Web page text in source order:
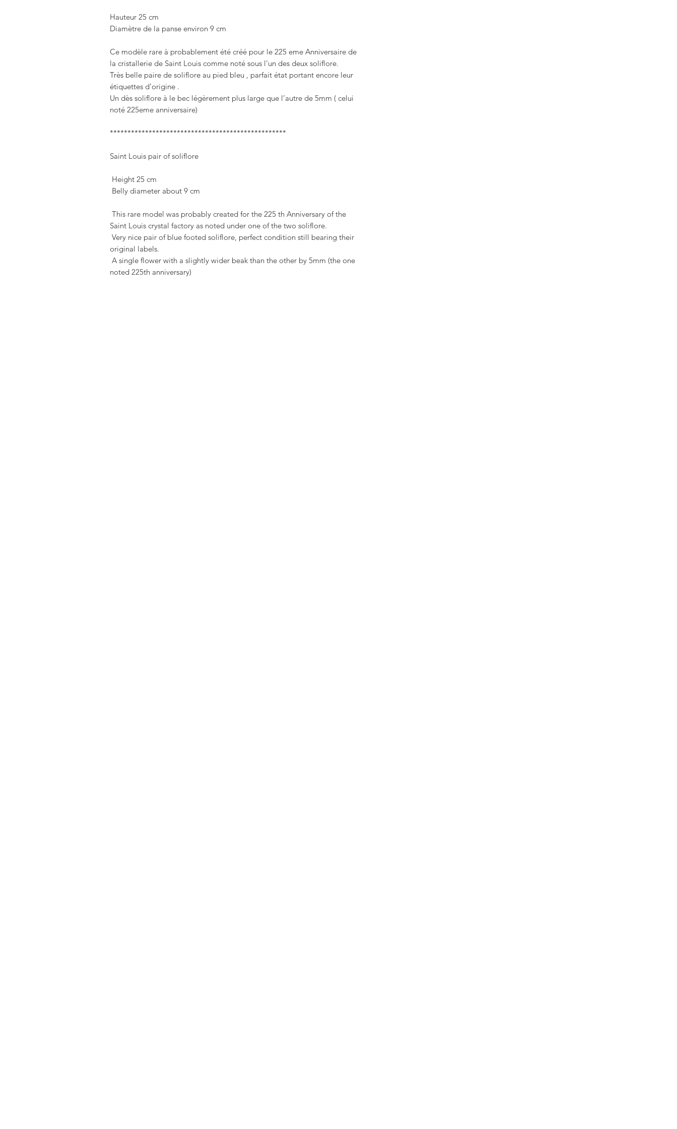
Hauteur 25 cm
Diamètre de la panse environ 9 cm
Ce modèle rare à probablement été créé pour le 225 eme Anniversaire de
la cristallerie de Saint Louis comme noté sous l’un des deux soliflore.
Très belle paire de soliflore au pied bleu , parfait état portant encore leur
étiquettes d’origine .
Un dès soliflore à le bec légèrement plus large que l’autre de 5mm ( celui
noté 225eme anniversaire)
**************************************************
Saint Louis pair of soliflore
Saint Louis crystal factory as noted under one of the two soliflore.
original labels.
noted 225th anniversary)